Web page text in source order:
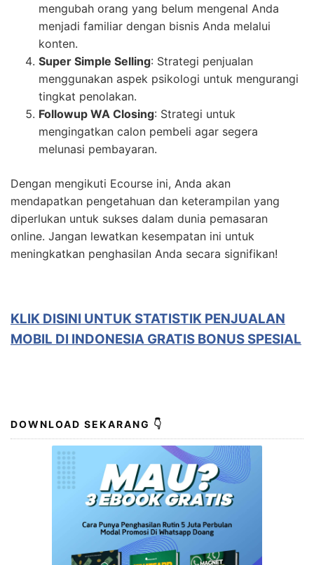
mengubah orang yang belum mengenal Anda
menjadi familiar dengan bisnis Anda melalui
konten.
Super Simple Selling: Strategi penjualan
menggunakan aspek psikologi untuk mengurangi
tingkat penolakan.
Followup WA Closing: Strategi untuk
mengingatkan calon pembeli agar segera
melunasi pembayaran.
Dengan mengikuti Ecourse ini, Anda akan
mendapatkan pengetahuan dan keterampilan yang
diperlukan untuk sukses dalam dunia pemasaran
online. Jangan lewatkan kesempatan ini untuk
meningkatkan penghasilan Anda secara signifikan!
KLIK DISINI UNTUK STATISTIK PENJUALAN
MOBIL DI INDONESIA GRATIS BONUS SPESIAL
DOWNLOAD SEKARANG 👇